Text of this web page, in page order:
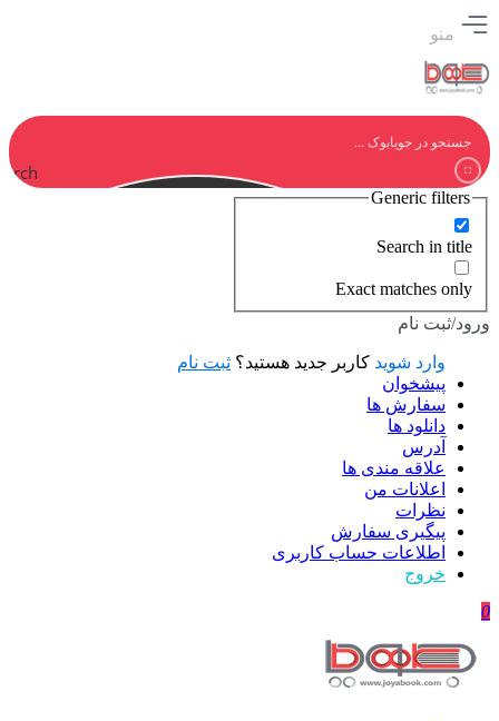
منو
Generic filters
Search in title
Exact matches only
ورود/ثبت نام
وارد شوید کاربر جدید هستید؟ ثبت نام
پیشخوان
سفارش ها
دانلود ها
آدرس
علاقه مندی ها
اعلانات من
نظرات
پیگیری سفارش
اطلاعات حساب كاربری
خروج
0